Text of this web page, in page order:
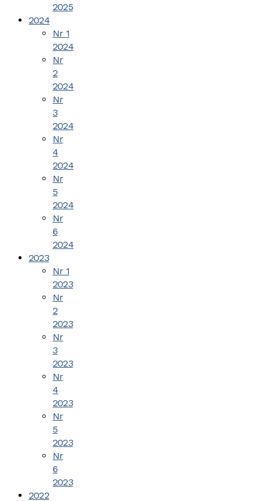
2025
2024
Nr 1
2024
Nr
2
2024
Nr
3
2024
Nr
4
2024
Nr
5
2024
Nr
6
2024
2023
Nr 1
2023
Nr
2
2023
Nr
3
2023
Nr
4
2023
Nr
5
2023
Nr
6
2023
2022